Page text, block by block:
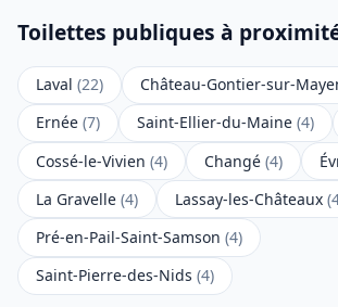
Toilettes publiques à
Laval (22) Château-Gontier-sur-
Ernée (7) Saint-Ellier-du-Maine (4)
Cossé-le-Vivien (4) Changé (4)
La Gravelle (4) Lassay-les-Châteaux
Pré-en-Pail-Saint-Samson (4)
Saint-Pierre-des-Nids (4)